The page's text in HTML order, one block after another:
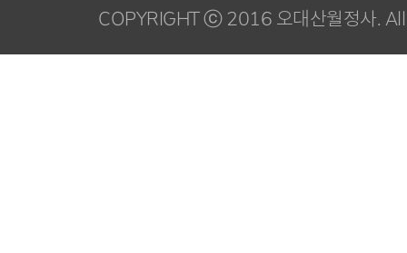
COPYRIGHT ⓒ 2016 오대산월정사.